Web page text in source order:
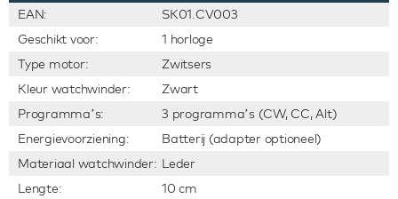
EAN:
SK01.CV003
Geschikt voor:
1 horloge
Type motor:
Zwitsers
Kleur watchwinder:
Zwart
Programma’s:
3 programma’s (CW, CC, Alt)
Energievoorziening:
Batterij (adapter optioneel)
Materiaal watchwinder: Leder
Lengte:
10 cm